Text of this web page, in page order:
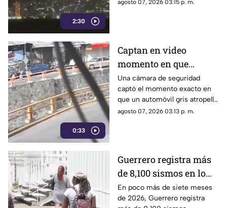
2:30
agosto 07, 2026 03:15 p. m.
0:33
Captan en video
momento en que
vehículo embiste a una
familia en
Chilpancingo
Una cámara de seguridad
captó el momento exacto en
que un automóvil gris atropelló
a una familia que caminaba
agosto 07, 2026 03:13 p. m.
Guerrero registra más
de 8,100 sismos en lo
que va de 2026, el año
con mayor sismicidad
En poco más de siete meses
de 2026, Guerrero registra